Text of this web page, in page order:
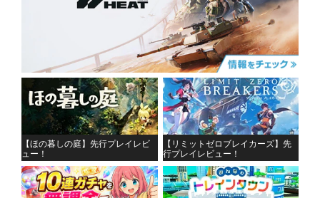
【ほの暮しの庭】先行プレイレビ
ュー！
【リミットゼロブレイカーズ】先
行プレイレビュー！